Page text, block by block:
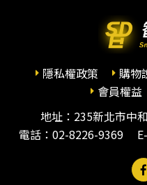
隱私權政策 購物
會員權益
地址：235新北市中
電話： 02-8226-9369